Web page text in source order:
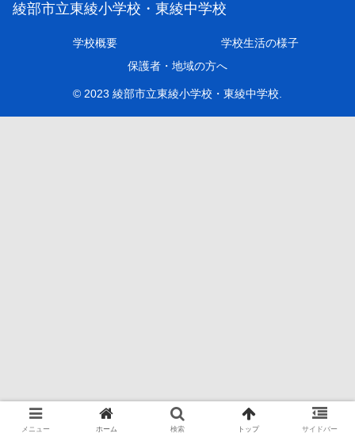
綾部市立東綾小学校・東綾中学校
学校概要
学校生活の様子
保護者・地域の方へ
© 2023 綾部市立東綾小学校・東綾中学校.
メニュー ホーム 検索 トップ サイドバー